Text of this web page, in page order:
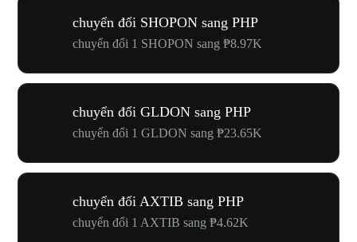
chuyển đổi SHOPON sang PHP
chuyển đổi 1 SHOPON sang ₱8.97K
chuyển đổi GLDON sang PHP
chuyển đổi 1 GLDON sang ₱23.65K
chuyển đổi AXTIB sang PHP
chuyển đổi 1 AXTIB sang ₱4.62K